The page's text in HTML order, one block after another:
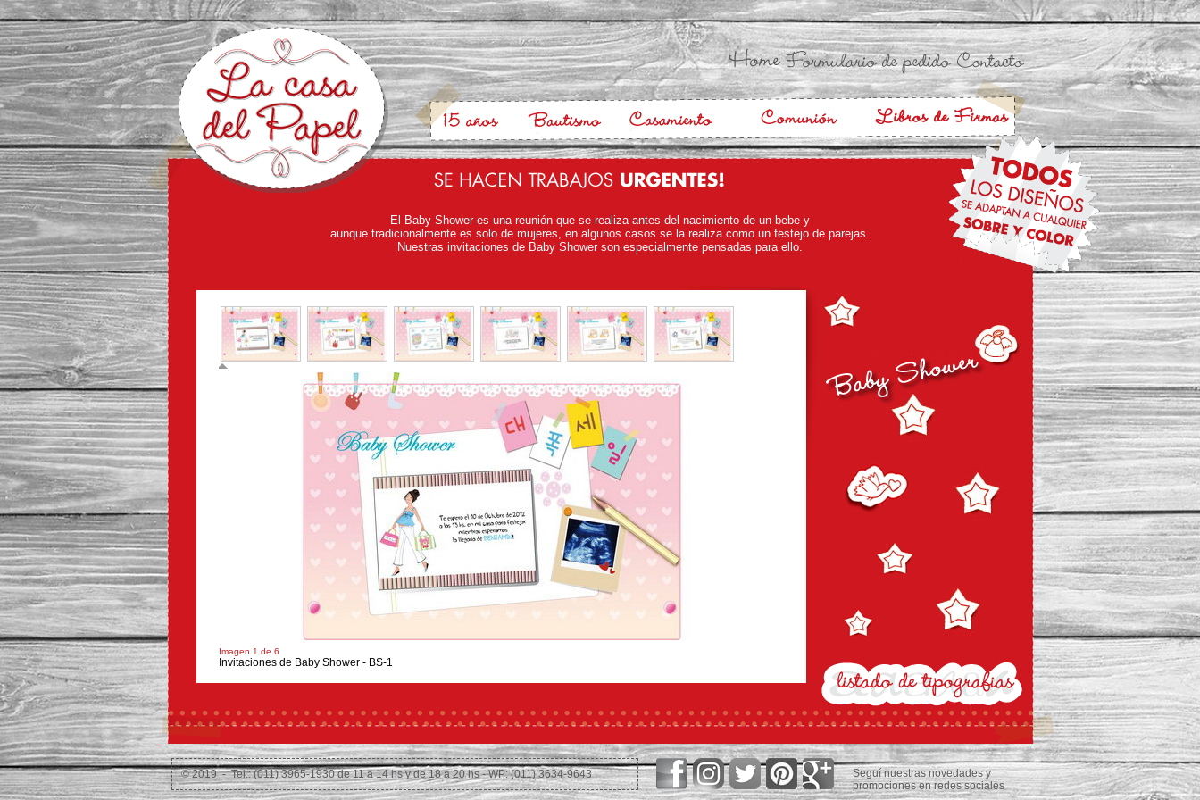
El Baby Shower es una reunión que se realiza antes del nacimiento de un bebe y
aunque tradicionalmente es solo de mujeres, en algunos casos se la realiza como un festejo de parejas.
Nuestras invitaciones de Baby Shower son especialmente pensadas para ello.
© 2019 - Tel.: (011) 3965-1930 de 11 a 14 hs y de 18 a 20 hs - WP: (011) 3634-9643
Seguí nuestras novedades y
promociones en redes sociales
Imagen 1 de 6
Invitaciones de Baby Shower - BS-1